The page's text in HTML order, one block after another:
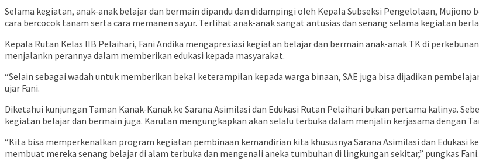
Selama kegiatan, anak-anak belajar dan bermain dipandu dan didampingi oleh Kepala Subseksi Pengelolaan,
cara bercocok tanam serta cara memanen sayur. Terlihat anak-anak sangat antusias dan senang selama kegiatan
Kepala Rutan Kelas IIB Pelaihari, Fani Andika mengapresiasi kegiatan belajar dan bermain anak-anak TK di
menjalankn perannya dalam memberikan edukasi kepada masyarakat.
“Selain sebagai wadah untuk memberikan bekal keterampilan kepada warga binaan, SAE juga bisa dijadikan
ujar Fani.
Diketahui kunjungan Taman Kanak-Kanak ke Sarana Asimilasi dan Edukasi Rutan Pelaihari bukan pertama kalinya.
kegiatan belajar dan bermain juga. Karutan mengungkapkan akan selalu terbuka dalam menjalin kerjasama dengan
“Kita bisa memperkenalkan program kegiatan pembinaan kemandirian kita khususnya Sarana Asimilasi dan Edukasi
membuat mereka senang belajar di alam terbuka dan mengenali aneka tumbuhan di lingkungan sekitar,” pungkas